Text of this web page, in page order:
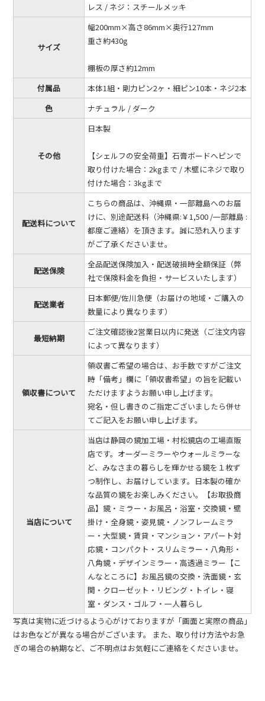
レス / ネジ：スチールメッキ
サイズ
幅200mm×高さ86mm×奥行127mm
重さ約430g
棚板の厚さ約12mm
付属品
本体1組・剛力ピン2ヶ・細ピン10本・ネジ2本
色
ナチュラル / ダーク
その他
日本製
【シェルフの安全荷重】石膏ボードへピンで
取り付けた場合：2kgまで / 木壁にネジで取り
付けた場合：3kgまで
配送料について
こちらの商品は、沖縄県・一部離島へのお届
けに、別途配送料（沖縄県:￥1,500 /一部離島 :
都度ご連絡）を頂きます。誠に恐れ入ります
がご了承くださいませ。
配送保険
全品配送保険加入・配送破損時全額保証（弊
社で保険料金を負担・サービスいたします）
配送業者
日本郵便/佐川急便（お届けの地域・ご購入の
数量により異なります）
最短納期
ご注文確認後2営業日以内に発送（ご注文内容
によって異なります）
領収書について
領収書ご希望の場合は、お手数ですがご注文
時「備考」欄に「領収書希望」の旨を記載い
ただけますようお願い申し上げます。
宛名・但し書きのご指定ございましたら併せ
てご記入をお願い申し上げます。
当店について
当店は静岡の鏡加工場・村松鏡店の工場直販
店です。オーダーミラーやウォールミラーな
ど、みなさまの暮らしを輝かせる鏡を１枚ず
つ制作し、お届けしています。日本製の確か
な品質の鏡をお楽しみください。【お取扱商
品】鏡・ミラー・お風呂・浴室・交換鏡・壁
掛け・全身鏡・姿見鏡・ノンフレームミラ
ー・大型鏡・賃貸・マンション・アパート対
応鏡・コンパクト・スリムミラー・八角形・
八角鏡・デザインミラー・高透過ミラー【こ
んなところに】お風呂鏡の交換・洗面鏡・玄
関・クローゼット・リビング・トイレ・寝
室・ダンス・ゴルフ・一人暮らし
写真は実物に近づけるよう心がけておりますが「画面と実際の商品」
はお色などが異なる場合がございます。 また、取り付け方法やお急
ぎの場合の納期など、ご不明点はお気軽にご連絡をくださいませ。